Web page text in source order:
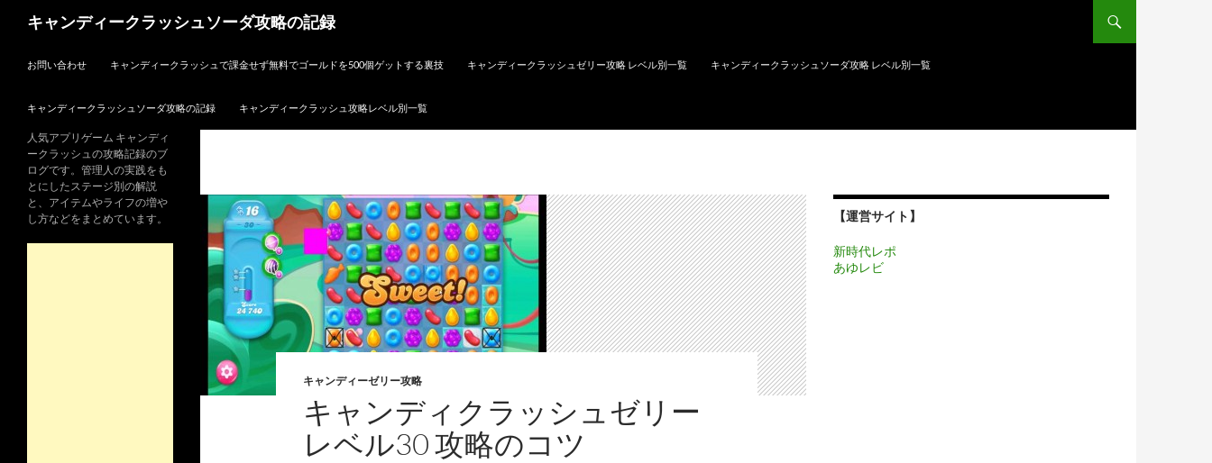
キャンディークラッシュソーダ攻略の記録
お問い合わせ
キャンディークラッシュで課金せず無料でゴールドを500個ゲットする裏技 キャンディークラッシュゼリー攻略 レベル別一覧 キャンディークラッシュソーダ攻略 レベル別一覧
キャンディークラッシュソーダ攻略の記録 キャンディークラッシュ攻略レベル別一覧
キャンディーゼリー攻略
キャンディクラッシュゼリー
レベル30 攻略のコツ
【運営サイト】
新時代レポ
あゆレビ
人気アプリゲーム キャンディ
ークラッシュの攻略記録のブ
ログです。管理人の実践をも
とにしたステージ別の解説
と、アイテムやライフの増や
し方などをまとめています。